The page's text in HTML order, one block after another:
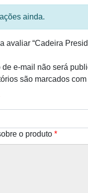
ainda.
avaliar “Cadeira
de e-mail não será
são marcados com
o produto *